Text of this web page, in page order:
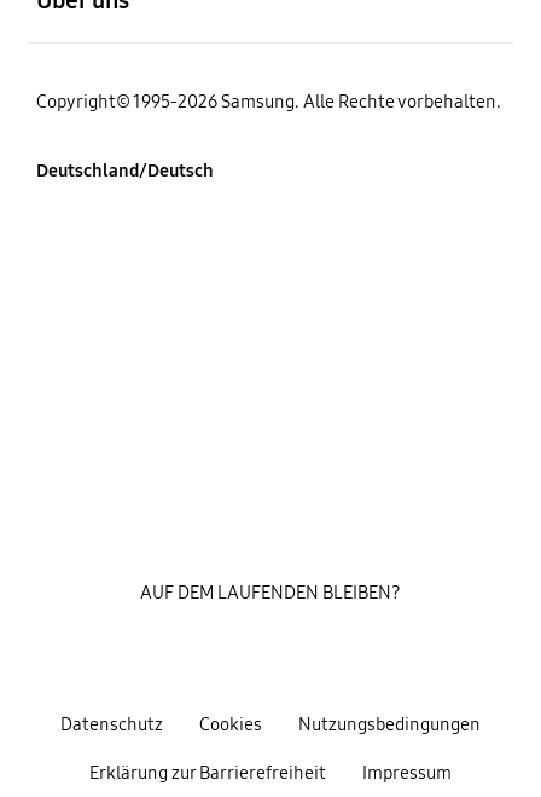
Copyright© 1995-2026 Samsung. Alle Rechte vorbehalten.
Deutschland/Deutsch
Datenschutz Cookies Nutzungsbedingungen
Erklärung zur Barrierefreiheit Impressum
AUF DEM LAUFENDEN BLEIBEN?